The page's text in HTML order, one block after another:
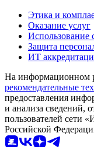
Этика и
Оказание услуг
Использование
Защита
ИТ
На информационном
рекомендательные
предоставления
и анализа сведений,
пользователей сети
Российской